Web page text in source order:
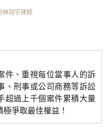
林冠宇律師
件、重視每位當事人的訴
、刑事或公司商務等訴訟
超過上千個案件累積大量
爭取最佳權益！